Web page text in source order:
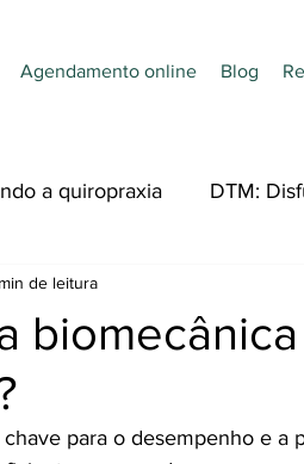
Agendamento online Blog
a quiropraxia DTM:
Quiropraxia e Esporte
de leitura
para o desempenho e a